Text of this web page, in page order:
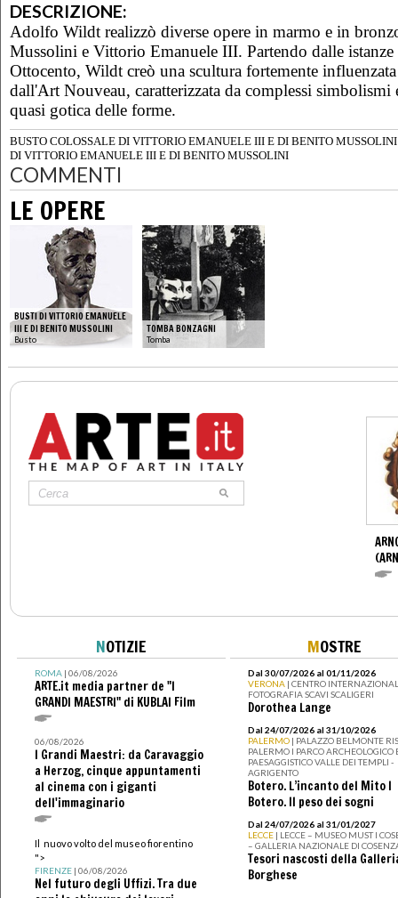
DESCRIZIONE:
Adolfo Wildt realizzò diverse opere in marmo e in
Mussolini e Vittorio Emanuele III. Partendo dalle
Ottocento, Wildt creò una scultura fortemente influenzata
dall'Art Nouveau, caratterizzata da complessi simbolismi
quasi gotica delle forme.
BUSTO COLOSSALE DI VITTORIO EMANUELE III E DI BENITO MUSSOLINI
DI VITTORIO EMANUELE III E DI BENITO MUSSOLINI
COMMENTI
LE OPERE
BUSTI DI VITTORIO EMANUELE
III E DI BENITO MUSSOLINI
Busto
TOMBA BONZAGNI
Tomba
NOTIZIE
ROMA| 06/08/2026
ARTE.it media partner de "I
GRANDI MAESTRI" di KUBLAI Film
06/08/2026
I Grandi Maestri: da Caravaggio
a Herzog, cinque appuntamenti
al cinema con i giganti
dell'immaginario
Il nuovo volto del museo fiorentino
">
FIRENZE| 06/08/2026
Nel futuro degli Uffizi. Tra due
MOSTRE
Dal 30/07/2026 al 01/11/2026
VERONA | CENTRO
FOTOGRAFIA SCAVI SCALIGERI
Dorothea Lange
Dal 24/07/2026 al 31/10/2026
PALERMO | PALAZZO BELMONTE
PALERMO I PARCO ARCHEOLOGICO
PAESAGGISTICO VALLE DEI TEMPLI -
AGRIGENTO
Botero. L’incanto del Mito I
Botero. Il peso dei sogni
Dal 24/07/2026 al 31/01/2027
LECCE | LECCE – MUSEO MUST I
– GALLERIA NAZIONALE DI
Tesori nascosti della
Borghese